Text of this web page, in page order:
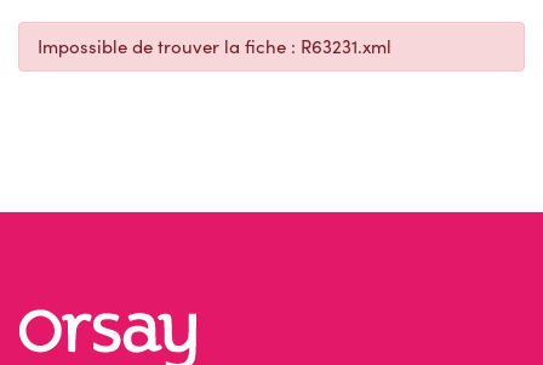
Impossible de trouver la fiche : R63231.xml